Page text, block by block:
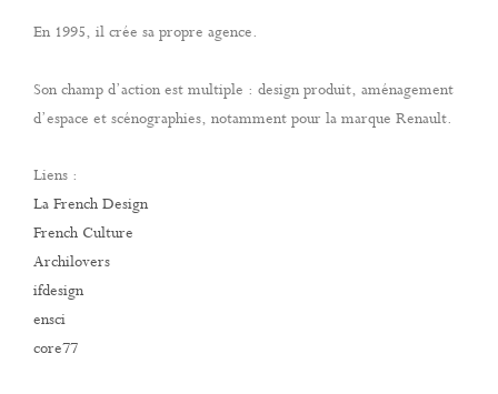
En 1995, il crée sa propre agence.
Son champ d’action est multiple : design produit, aménagement
d’espace et scénographies, notamment pour la marque Renault.
Liens :
La French Design
French Culture
Archilovers
ifdesign
ensci
core77